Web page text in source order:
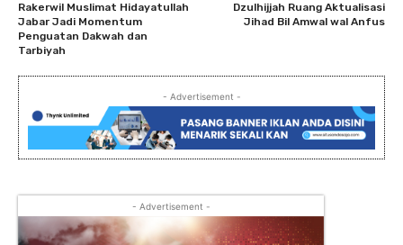
Rakerwil Muslimat Hidayatullah
Jabar Jadi Momentum
Penguatan Dakwah dan
Tarbiyah
Dzulhijjah Ruang Aktualisasi
Jihad Bil Amwal wal Anfus
- Advertisement -
- Advertisement -